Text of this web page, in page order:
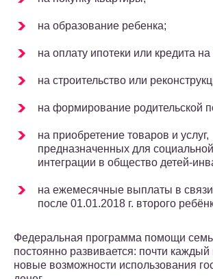
на образование ребенка;
на оплату ипотеки или кредита
на строительство или
на формирование родительской
на приобретение товаров и услуг,
предназначенных для
интеграции в общество детей-
на ежемесячные выплаты в
после 01.01.2018 г. второго
Федеральная программа помощи
постоянно развивается: почти каждый
новые возможности использования